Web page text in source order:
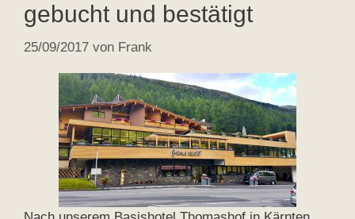
gebucht und bestätigt
25/09/2017 von Frank